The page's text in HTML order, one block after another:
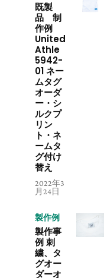
既製
品 制
作例
United
Athle
5942-
01 ネー
ムタグ
オーダ
ー・シ
ルクプ
リン
ト・ネ
ームタ
グ付け
替え
2022年3
月24日
製作例
製作事
例 刺
繍、タ
グオー
ダーオ